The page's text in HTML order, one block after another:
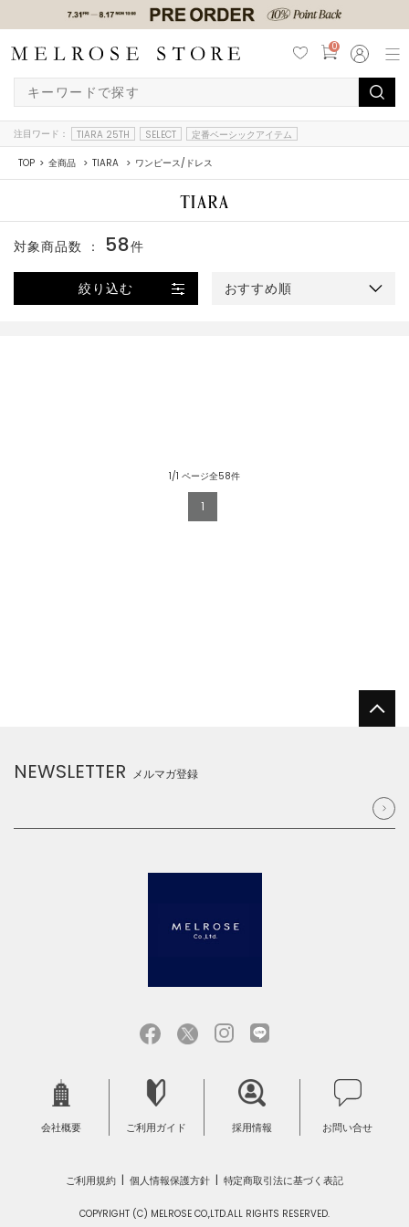
0
注目ワード： TIARA 25TH SELECT 定番ベーシックアイテム
TOP 全商品 TIARA ワンピース/ドレス
絞り込む おすすめ順
対象商品数 ： 58件
1/1 ページ全58件
1
NEWSLETTER メルマガ登録
会社概要 ご利用ガイド 採用情報 お問い合せ
ご利用規約 個人情報保護方針 特定商取引法に基づく表記
COPYRIGHT (C) MELROSE CO.,LTD.ALL RIGHTS RESERVED.